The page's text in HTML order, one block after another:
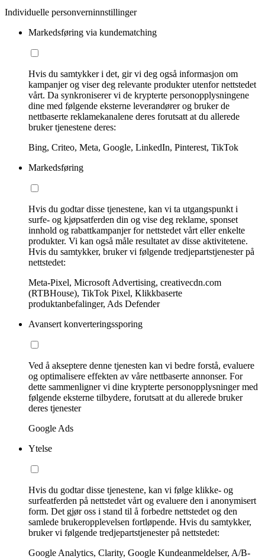
Individuelle personverninnstillinger
Markedsføring via kundematching
Hvis du samtykker i det, gir vi deg også informasjon om
kampanjer og viser deg relevante produkter utenfor nettstedet
vårt. Da synkroniserer vi de krypterte personopplysningene
dine med følgende eksterne leverandører og bruker de
nettbaserte reklamekanalene deres forutsatt at du allerede
bruker tjenestene deres:
Bing, Criteo, Meta, Google, LinkedIn, Pinterest, TikTok
Markedsføring
Hvis du godtar disse tjenestene, kan vi ta utgangspunkt i
surfe- og kjøpsatferden din og vise deg reklame, sponset
innhold og rabattkampanjer for nettstedet vårt eller enkelte
produkter. Vi kan også måle resultatet av disse aktivitetene.
Hvis du samtykker, bruker vi følgende tredjepartstjenester på
nettstedet:
Meta-Pixel, Microsoft Advertising, creativecdn.com
(RTBHouse), TikTok Pixel, Klikkbaserte
produktanbefalinger, Ads Defender
Avansert konverteringssporing
Ved å akseptere denne tjenesten kan vi bedre forstå, evaluere
og optimalisere effekten av våre nettbaserte annonser. For
dette sammenligner vi dine krypterte personopplysninger med
følgende eksterne tilbydere, forutsatt at du allerede bruker
deres tjenester
Google Ads
Ytelse
Hvis du godtar disse tjenestene, kan vi følge klikke- og
surfeatferden på nettstedet vårt og evaluere den i anonymisert
form. Det gjør oss i stand til å forbedre nettstedet og den
samlede brukeropplevelsen fortløpende. Hvis du samtykker,
bruker vi følgende tredjepartstjenester på nettstedet:
Google Analytics, Clarity, Google Kundeanmeldelser, A/B-